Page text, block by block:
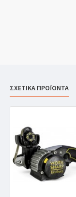
ΣΧΕΤΙΚΑ ΠΡΟΪΟΝΤΑ